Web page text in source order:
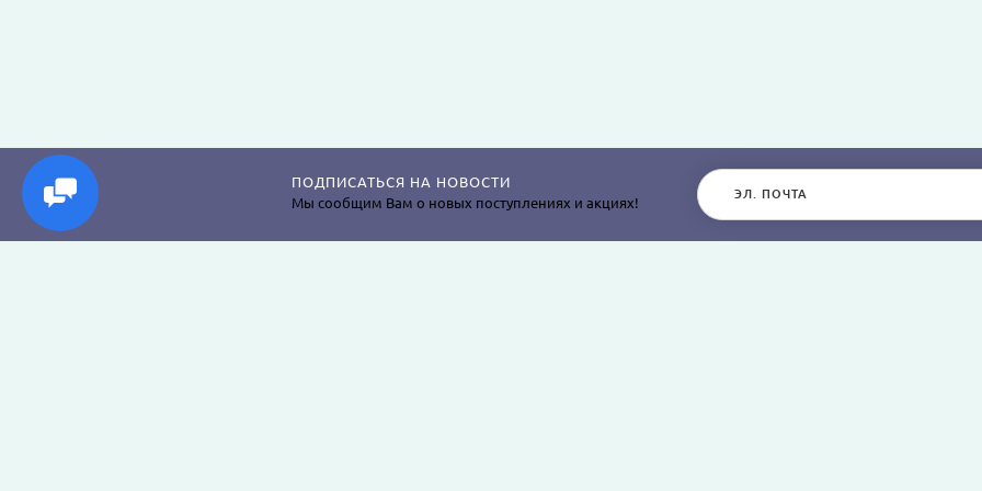
ПОДПИСАТЬСЯ НА НОВОСТИ
Мы сообщим Вам о новых поступлениях и акциях!